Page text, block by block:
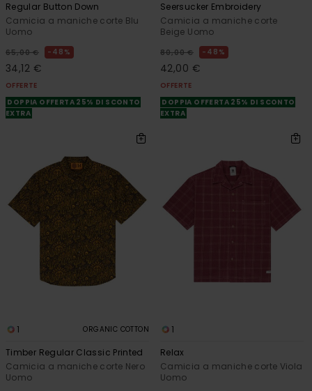
Regular Button Down
Camicia a maniche corte Blu
Uomo
65,00 € 48%
34,12 €
OFFERTE
DOPPIA OFFERTA 25% DI SCONTO
EXTRA
Seersucker Embroidery
Camicia a maniche corte
Beige Uomo
80,00 € 48%
42,00 €
OFFERTE
DOPPIA OFFERTA 25% DI SCONTO
EXTRA
1 ORGANIC COTTON
Timber Regular Classic Printed
Camicia a maniche corte Nero
Uomo
1
Relax
Camicia a maniche corte Viola
Uomo